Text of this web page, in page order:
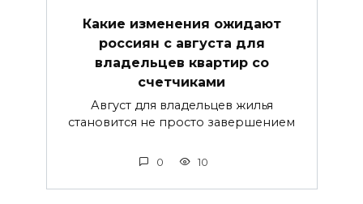
Какие изменения ожидают
россиян с августа для
владельцев квартир со
счетчиками
Август для владельцев жилья
становится не просто завершением
0 10